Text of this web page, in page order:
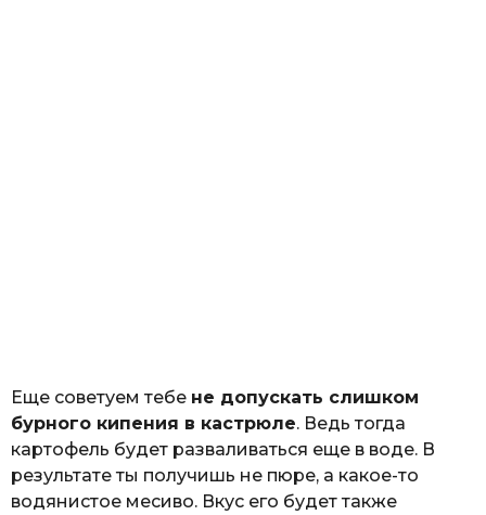
Еще советуем тебе не допускать слишком
бурного кипения в кастрюле. Ведь тогда
картофель будет разваливаться еще в воде. В
результате ты получишь не пюре, а какое-то
водянистое месиво. Вкус его будет также